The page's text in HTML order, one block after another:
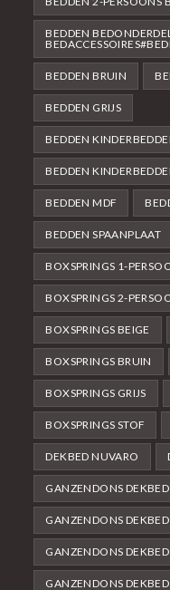
BEDDEN
BEDDEN BRUIN
BEDDEN GRIJS
BEDDEN
BEDDEN
BEDDEN MDF
BEDDEN SPAANPLAAT
BOXSPRINGS 1-
BOXSPRINGS 2-
BOXSPRINGS BEIGE
BOXSPRINGS BRUIN
BOXSPRINGS GRIJS
BOXSPRINGS STOF
DEKBED NUVARO
GANZENDONS DEKBED
GANZENDONS
GANZENDONS
GANZENDONS